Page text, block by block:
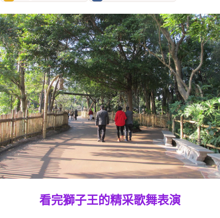
看完獅子王的精采歌舞表演